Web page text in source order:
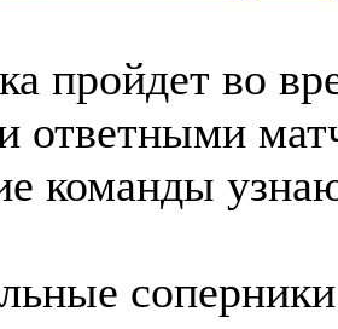
пройдет во
ответными
команды